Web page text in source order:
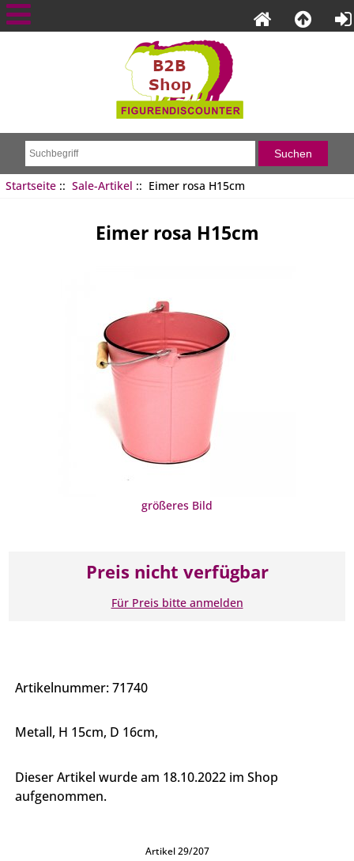
Startseite:: Sale-Artikel :: Eimer rosa H15cm
Eimer rosa H15cm
größeres Bild
Preis nicht verfügbar
Für Preis bitte anmelden
Artikelnummer: 71740
Metall, H 15cm, D 16cm,
Dieser Artikel wurde am 18.10.2022 im Shop
aufgenommen.
Artikel 29/207